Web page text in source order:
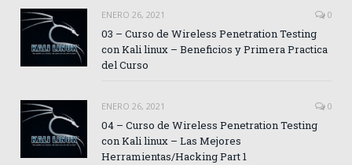
ENERO 26, 2021 0
03 – Curso de Wireless Penetration Testing
con Kali linux – Beneficios y Primera Practica
del Curso
ENERO 26, 2021 0
04 – Curso de Wireless Penetration Testing
con Kali linux – Las Mejores
Herramientas/Hacking Part 1